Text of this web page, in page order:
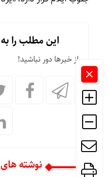
این مطلب را
از خبرها دور نباشید!
نوشته